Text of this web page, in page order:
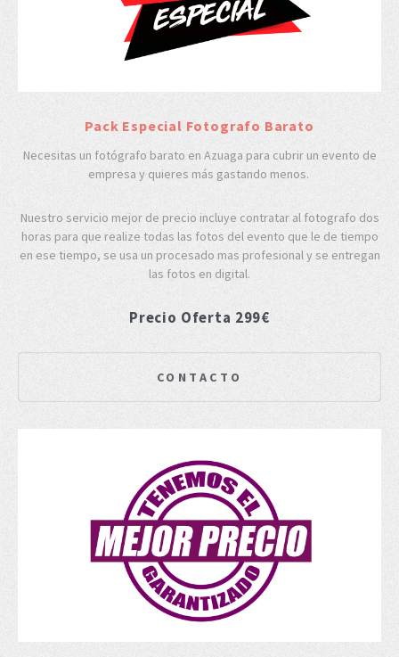
Pack Especial Fotografo Barato
Necesitas un fotógrafo barato en Azuaga para cubrir un evento de
empresa y quieres más gastando menos.
Nuestro servicio mejor de precio incluye contratar al fotografo dos
horas para que realize todas las fotos del evento que le de tiempo
en ese tiempo, se usa un procesado mas profesional y se entregan
las fotos en digital.
Precio Oferta 299€
CONTACTO